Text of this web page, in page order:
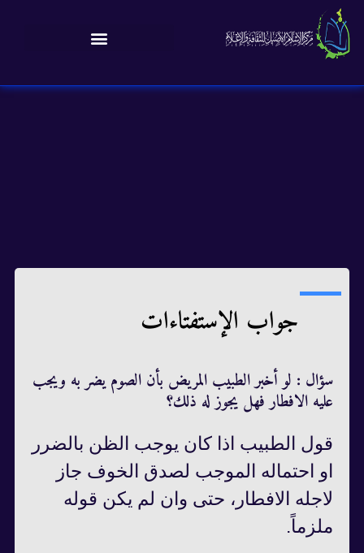
جواب الإستفتاءات
سؤال : لو أخبر الطبيب المريض بأن الصوم يضر به ويجب
عليه الافطار فهل يجوز له ذلك؟
قول الطبيب اذا كان يوجب الظن بالضرر
او احتماله الموجب لصدق الخوف جاز
لاجله الافطار، حتى وان لم يكن قوله
ملزماً.